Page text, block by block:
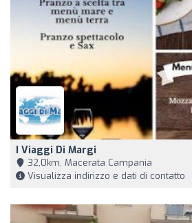
I Viaggi Di Margi
32,0km, Macerata Campania
Visualizza indirizzo e dati di contatto